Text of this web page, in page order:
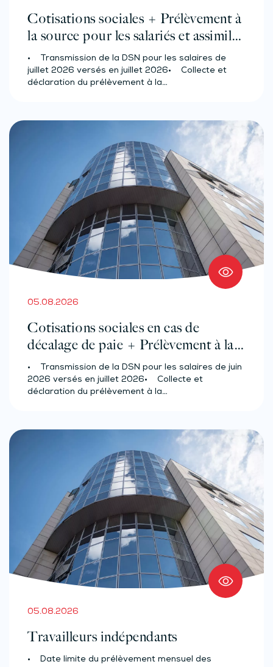
Cotisations sociales + Prélèvement à
la source pour les salariés et assimilés
(effectif d’au moins 50 salariés)
• Transmission de la DSN pour les salaires de
juillet 2026 versés en juillet 2026• Collecte et
déclaration du prélèvement à la…
05.08.2026
Cotisations sociales en cas de
décalage de paie + Prélèvement à la
source des salariés et assimilés
(effectif d’au moins 50 salariés)
• Transmission de la DSN pour les salaires de juin
2026 versés en juillet 2026• Collecte et
déclaration du prélèvement à la…
05.08.2026
Travailleurs indépendants
• Date limite du prélèvement mensuel des